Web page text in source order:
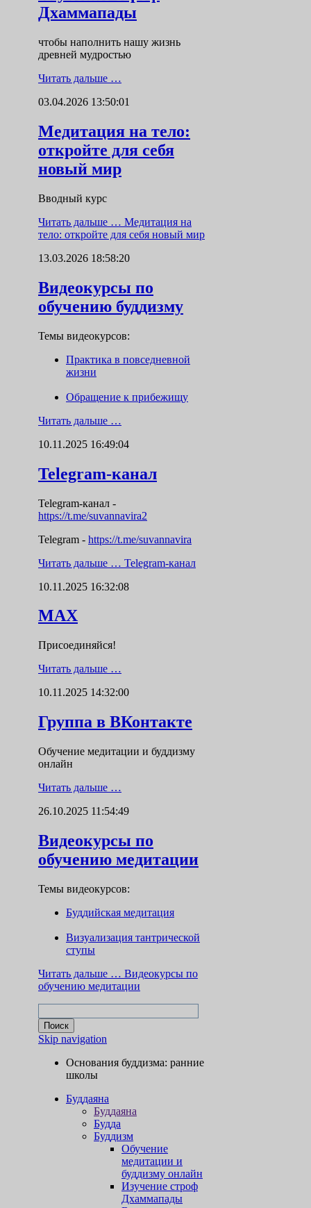
Дхаммапады
чтобы наполнить нашу жизнь
древней мудростью
Читать дальше …
03.04.2026 13:50:01
Медитация на тело:
откройте для себя
новый мир
Вводный курс
Читать дальше … Медитация на
тело: откройте для себя новый мир
13.03.2026 18:58:20
Видеокурсы по
обучению буддизму
Темы видеокурсов:
Практика в повседневной
жизни
Обращение к прибежищу
Читать дальше …
10.11.2025 16:49:04
Telegram-канал
Telegram-канал -
https://t.me/suvannavira2
Telegram - https://t.me/suvannavira
Читать дальше … Telegram-канал
10.11.2025 16:32:08
MAX
Присоединяйся!
Читать дальше …
10.11.2025 14:32:00
Группа в ВКонтакте
Обучение медитации и буддизму
онлайн
Читать дальше …
26.10.2025 11:54:49
Видеокурсы по
обучению медитации
Темы видеокурсов:
Буддийская медитация
Визуализация тантрической
ступы
Читать дальше … Видеокурсы по
обучению медитации
Skip navigation
Основания буддизма: ранние
школы
Буддаяна
Буддаяна
Будда
Буддизм
Обучение
медитации и
буддизму онлайн
Изучение строф
Дхаммапады